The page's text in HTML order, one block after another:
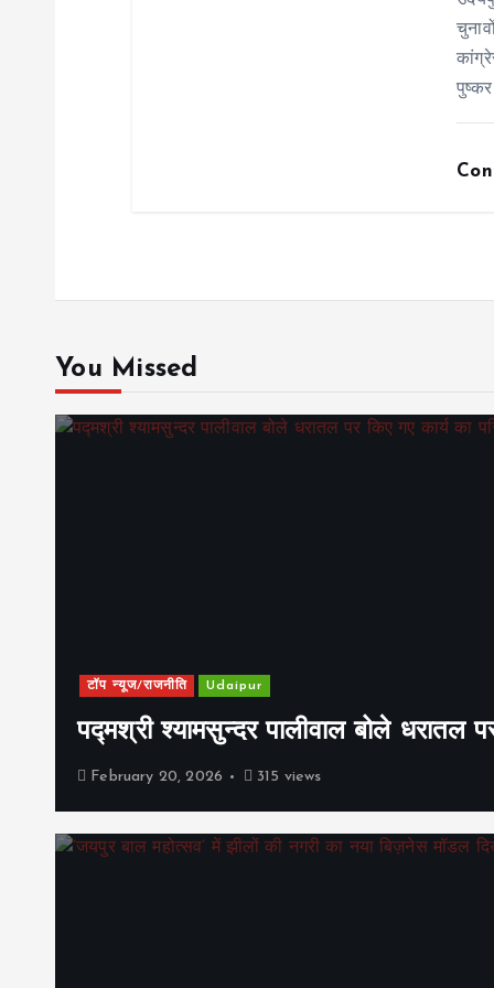
You Missed
टॉप न्यूज/राजनीति Udaipur
पद्मश्री श्यामसुन्दर पालीवाल बोले धरातल
February 20, 2026 315 views